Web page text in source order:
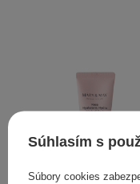
Súhlasím s
Súbory cookies